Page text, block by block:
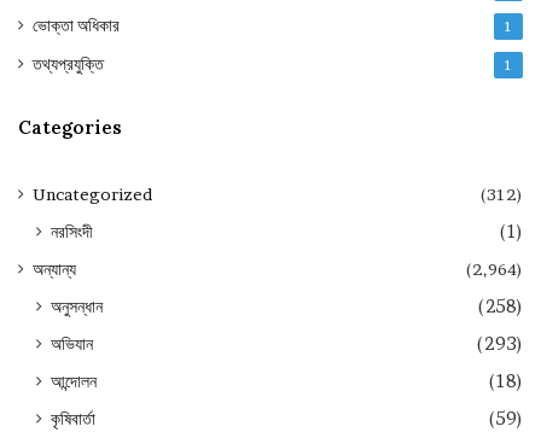
ভোক্তা অধিকার 1
তথ্যপ্রযুক্তি 1
Categories
Uncategorized (312)
নরসিংদী (1)
অন্যান্য (2,964)
অনুসন্ধান
(258)
অভিযান
(293)
আন্দোলন
(18)
কৃষিবার্তা
(59)